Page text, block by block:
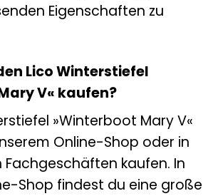
Eigenschaften zu
Lico Winterstiefel
V« kaufen?
»Winterboot Mary V«
Online-Shop oder in
kaufen. In
Shop findest du eine große